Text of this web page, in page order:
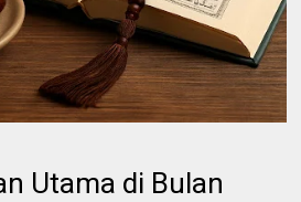
Utama di Bulan